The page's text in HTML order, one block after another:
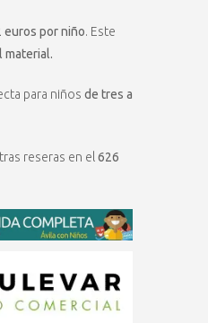
euros por niño. Este
material.
para niños de tres a
reseras en el 626